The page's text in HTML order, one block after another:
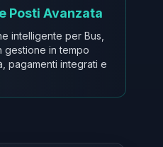
Posti Avanzata
intelligente per Bus,
gestione in tempo
pagamenti integrati e